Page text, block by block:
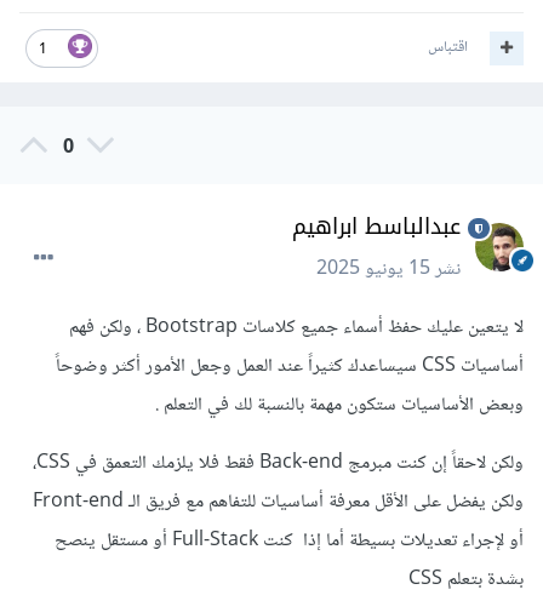
1 اقتباس
0
عبدالباسط ابراهيم
نشر15 يونيو 2025
لا يتعين عليك حفظ أسماء جميع كلاسات Bootstrap ، ولكن فهم
أساسيات CSS سيساعدك كثيراً عند العمل وجعل الأمور أكثر وضوحاً
وبعض الأساسيات ستكون مهمة بالنسبة لك في التعلم .
ولكن لاحقاً إن كنت مبرمج Back-end فقط فلا يلزمك التعمق في CSS،
ولكن يفضل على الأقل معرفة أساسيات للتفاهم مع فريق الـ Front-end
أو لإجراء تعديلات بسيطة أما إذا كنت Full-Stack أو مستقل ينصح
بشدة بتعلم CSS